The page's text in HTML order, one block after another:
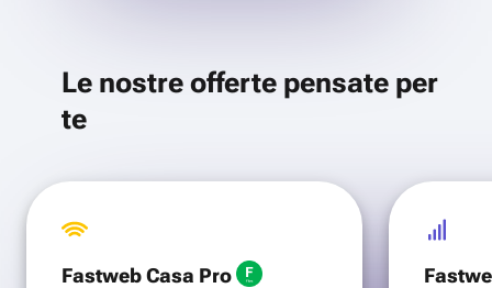
Le nostre offerte pensate per
te
Fastweb Casa Pro